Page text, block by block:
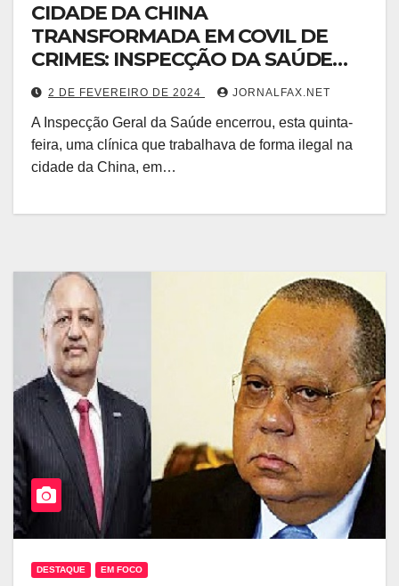
CIDADE DA CHINA
TRANSFORMADA EM COVIL DE
CRIMES: INSPECÇÃO DA SAÚDE
ENCERRA CLÍNICA CHINESA
2 DE FEVEREIRO DE 2024 JORNALFAX.NET
A Inspecção Geral da Saúde encerrou, esta quinta-
feira, uma clínica que trabalhava de forma ilegal na
cidade da China, em…
DESTAQUE EM FOCO